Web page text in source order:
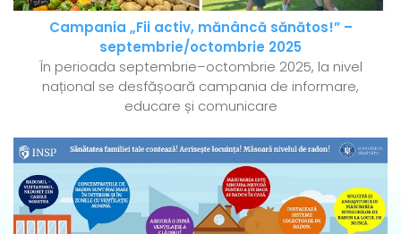
Campania „Fii activ, mănâncă sănătos!” –
septembrie/octombrie 2025
În perioada septembrie–octombrie 2025, la nivel
național se desfășoară campania de informare,
educare și comunicare